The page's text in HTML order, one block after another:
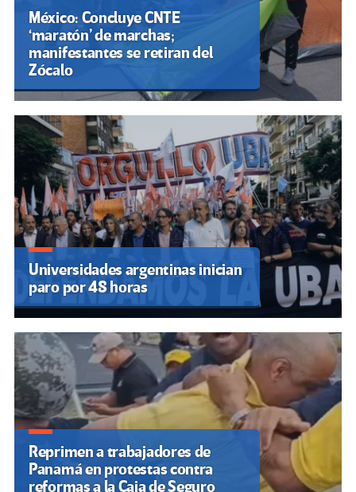
México: Concluye CNTE
‘maratón’ de marchas;
manifestantes se retiran del
Zócalo
Universidades argentinas inician
paro por 48 horas
Reprimen a trabajadores de
Panamá en protestas contra
reformas a la Caja de Seguro